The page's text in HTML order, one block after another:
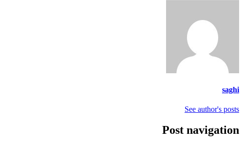
saghi
See author's posts
Post navigation